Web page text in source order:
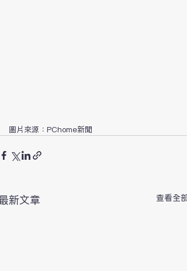
圖片來源：PChome新聞
新文章 查看全部